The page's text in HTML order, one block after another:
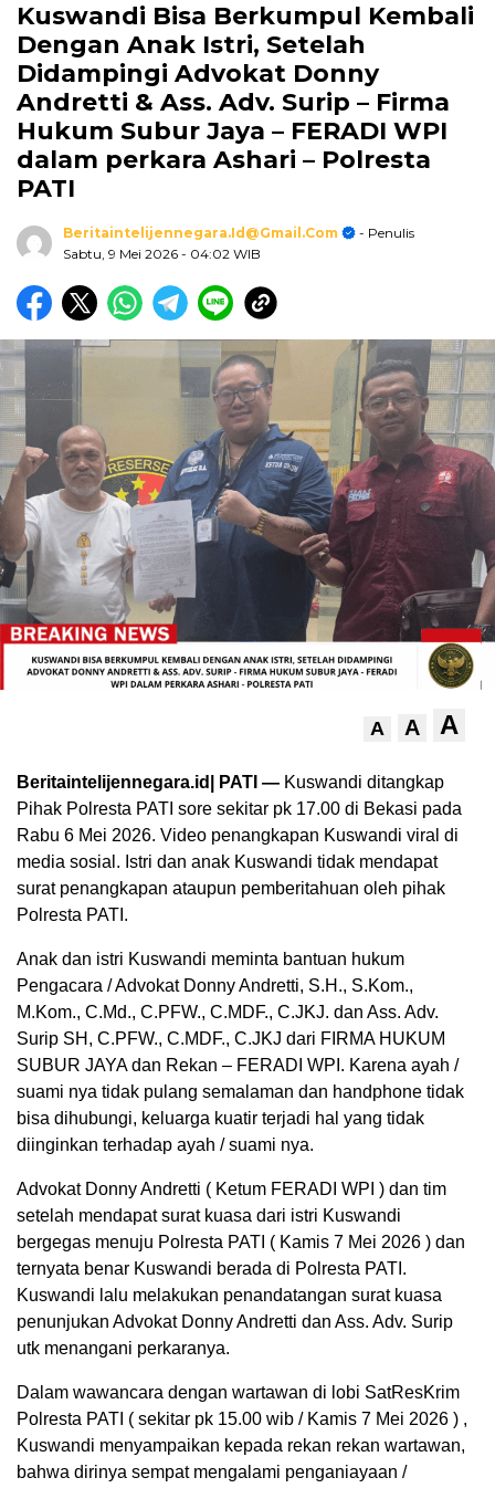
Kuswandi Bisa Berkumpul Kembali
Dengan Anak Istri, Setelah
Didampingi Advokat Donny
Andretti & Ass. Adv. Surip – Firma
Hukum Subur Jaya – FERADI WPI
dalam perkara Ashari – Polresta
PATI
Beritaintelijennegara.id@gmail.com
- Penulis
Sabtu, 9 Mei 2026 - 04:02 WIB
A A A
Beritaintelijennegara.id| PATI — Kuswandi ditangkap
Pihak Polresta PATI sore sekitar pk 17.00 di Bekasi pada
Rabu 6 Mei 2026. Video penangkapan Kuswandi viral di
media sosial. Istri dan anak Kuswandi tidak mendapat
surat penangkapan ataupun pemberitahuan oleh pihak
Polresta PATI.
Anak dan istri Kuswandi meminta bantuan hukum
Pengacara / Advokat Donny Andretti, S.H., S.Kom.,
M.Kom., C.Md., C.PFW., C.MDF., C.JKJ. dan Ass. Adv.
Surip SH, C.PFW., C.MDF., C.JKJ dari FIRMA HUKUM
SUBUR JAYA dan Rekan – FERADI WPI. Karena ayah /
suami nya tidak pulang semalaman dan handphone tidak
bisa dihubungi, keluarga kuatir terjadi hal yang tidak
diinginkan terhadap ayah / suami nya.
Advokat Donny Andretti ( Ketum FERADI WPI ) dan tim
setelah mendapat surat kuasa dari istri Kuswandi
bergegas menuju Polresta PATI ( Kamis 7 Mei 2026 ) dan
ternyata benar Kuswandi berada di Polresta PATI.
Kuswandi lalu melakukan penandatangan surat kuasa
penunjukan Advokat Donny Andretti dan Ass. Adv. Surip
utk menangani perkaranya.
Dalam wawancara dengan wartawan di lobi SatResKrim
Polresta PATI ( sekitar pk 15.00 wib / Kamis 7 Mei 2026 ) ,
Kuswandi menyampaikan kepada rekan rekan wartawan,
bahwa dirinya sempat mengalami penganiayaan /